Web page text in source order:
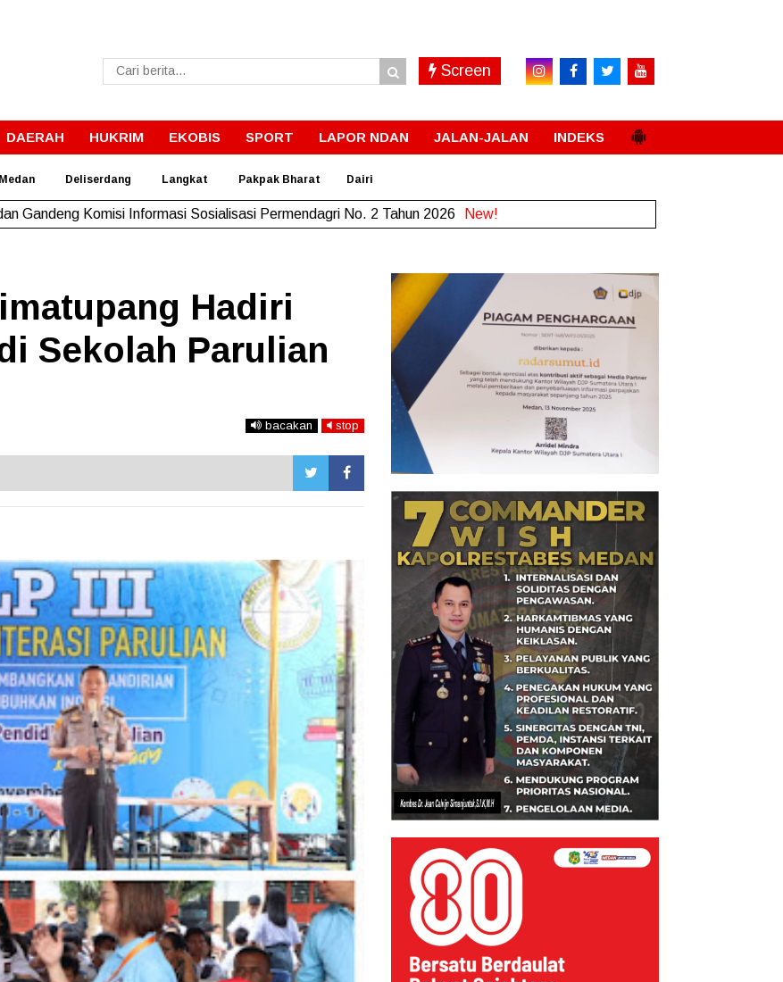
Screen
DAERAH HUKRIM EKOBIS SPORT LAPOR NDAN JALAN-JALAN INDEKS
Medan Deliserdang Langkat Pakpak Bharat Dairi
Gandeng Komisi Informasi Sosialisasi Permendagri No. 2 Tahun 2026 New!
Hadiri
Sekolah Parulian
bacakan stop